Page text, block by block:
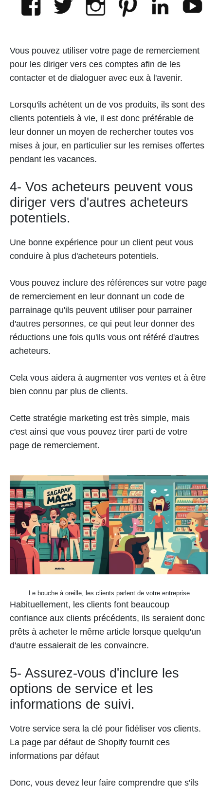
Vous pouvez utiliser votre page de remerciement
pour les diriger vers ces comptes afin de les
contacter et de dialoguer avec eux à l'avenir.
Lorsqu'ils achètent un de vos produits, ils sont des
clients potentiels à vie, il est donc préférable de
leur donner un moyen de rechercher toutes vos
mises à jour, en particulier sur les remises offertes
pendant les vacances.
4- Vos acheteurs peuvent vous
diriger vers d'autres acheteurs
potentiels.
Une bonne expérience pour un client peut vous
conduire à plus d'acheteurs potentiels.
Vous pouvez inclure des références sur votre page
de remerciement en leur donnant un code de
parrainage qu'ils peuvent utiliser pour parrainer
d'autres personnes, ce qui peut leur donner des
réductions une fois qu'ils vous ont référé d'autres
acheteurs.
Cela vous aidera à augmenter vos ventes et à être
bien connu par plus de clients.
Cette stratégie marketing est très simple, mais
c'est ainsi que vous pouvez tirer parti de votre
page de remerciement.
Le bouche à oreille, les clients parlent de votre entreprise
Habituellement, les clients font beaucoup
confiance aux clients précédents, ils seraient donc
prêts à acheter le même article lorsque quelqu'un
d'autre essaierait de les convaincre.
5- Assurez-vous d'inclure les
options de service et les
informations de suivi.
Votre service sera la clé pour fidéliser vos clients.
La page par défaut de Shopify fournit ces
informations par défaut
Donc, vous devez leur faire comprendre que s'ils